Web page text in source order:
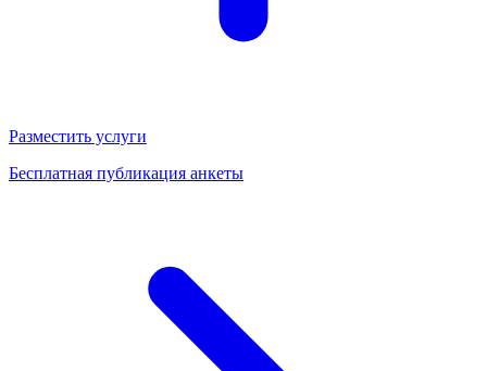
Разместить услуги
Бесплатная публикация анкеты